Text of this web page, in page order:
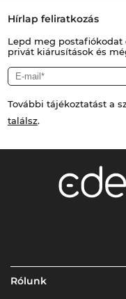
Hírlap feliratkozás
Lepd meg postafiókodat
privát kiárusítások és
További tájékoztatást a
találsz.
Rólunk